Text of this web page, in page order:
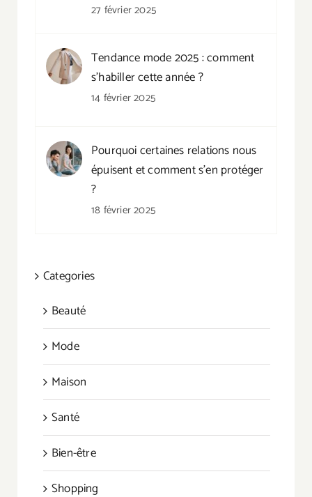
27 février 2025
Tendance mode 2025 : comment
s’habiller cette année ?
14 février 2025
Pourquoi certaines relations nous
épuisent et comment s’en protéger
?
18 février 2025
Categories
Beauté
Mode
Maison
Santé
Bien-être
Shopping